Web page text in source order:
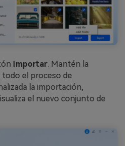
Importar. Mantén la
el proceso de
la importación,
el nuevo conjunto de